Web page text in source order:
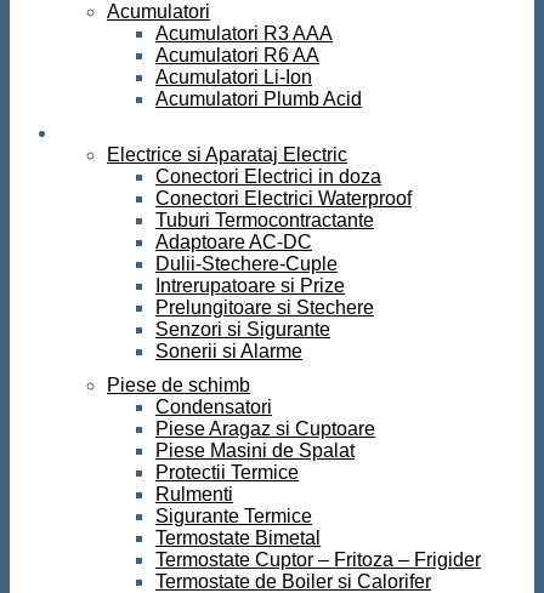
Acumulatori
Acumulatori R3 AAA
Acumulatori R6 AA
Acumulatori Li-Ion
Acumulatori Plumb Acid
Electrice si Aparataj Electric
Conectori Electrici in doza
Conectori Electrici Waterproof
Tuburi Termocontractante
Adaptoare AC-DC
Dulii-Stechere-Cuple
Intrerupatoare si Prize
Prelungitoare si Stechere
Senzori si Sigurante
Sonerii si Alarme
Piese de schimb
Condensatori
Piese Aragaz si Cuptoare
Piese Masini de Spalat
Protectii Termice
Rulmenti
Sigurante Termice
Termostate Bimetal
Termostate Cuptor – Fritoza – Frigider
Termostate de Boiler si Calorifer